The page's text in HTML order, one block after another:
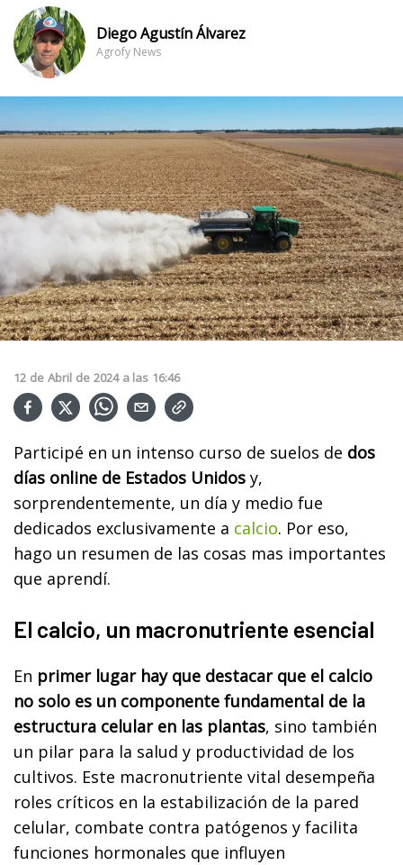
Diego Agustín Álvarez
Agrofy News
12 de Abril de 2024 a las 16:46
Participé en un intenso curso de suelos de dos
días online de Estados Unidos y,
sorprendentemente, un día y medio fue
dedicados exclusivamente a calcio. Por eso,
hago un resumen de las cosas mas importantes
que aprendí.
El calcio, un macronutriente esencial
En primer lugar hay que destacar que el calcio
no solo es un componente fundamental de la
estructura celular en las plantas, sino también
un pilar para la salud y productividad de los
cultivos. Este macronutriente vital desempeña
roles críticos en la estabilización de la pared
celular, combate contra patógenos y facilita
funciones hormonales que influyen